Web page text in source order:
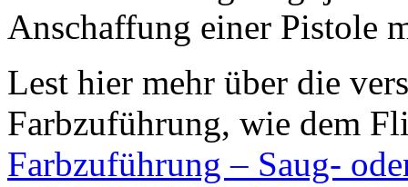
Anschaffung einer Pistole
Lest hier mehr über die
Farbzuführung, wie dem
Farbzuführung – Saug-